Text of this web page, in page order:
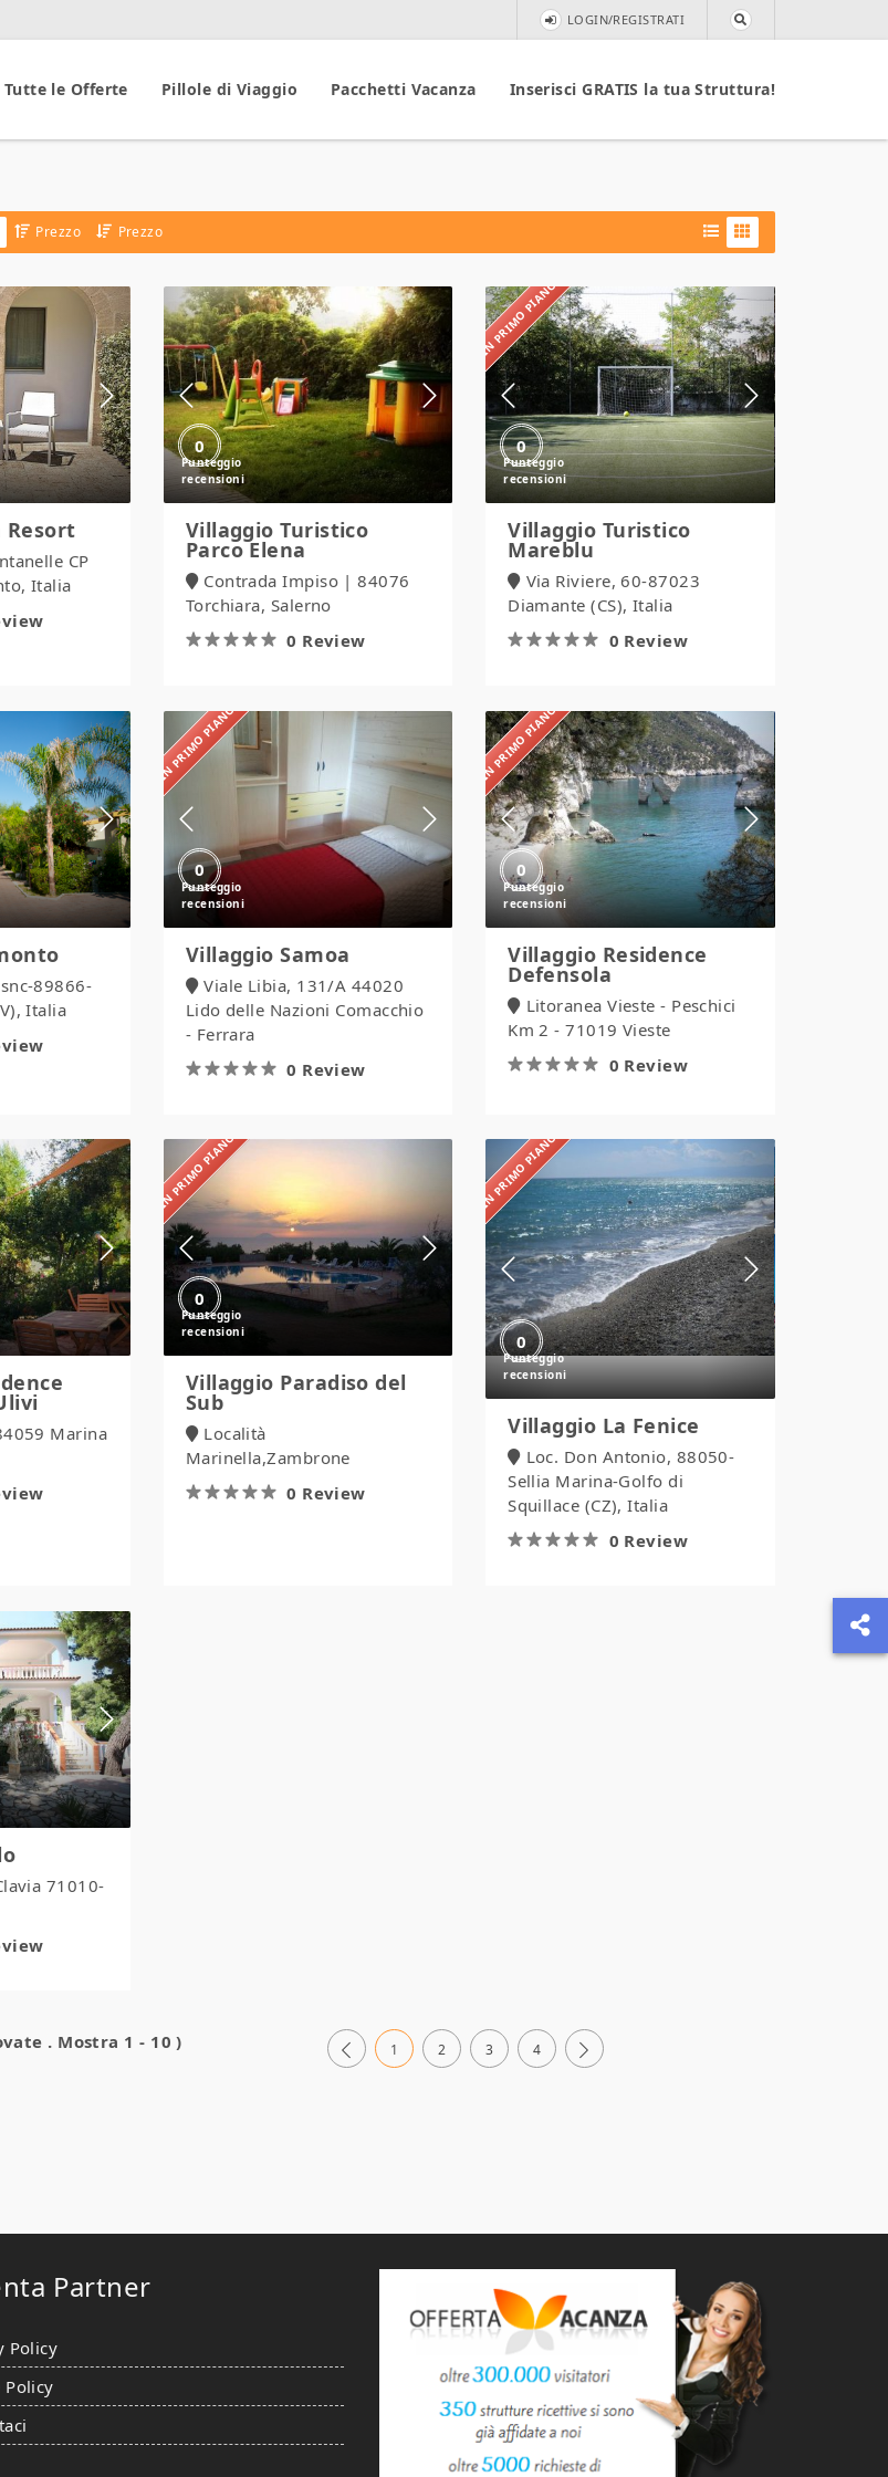
LOGIN/REGISTRATI
Tutte le Offerte Pillole di Viaggio Pacchetti Vacanza Inserisci GRATIS la tua Struttura!
Prezzo Prezzo
Resort
CP
Italia
0
Villaggio
Turistico
Parco
Elena
Villaggio Turistico
Parco Elena
Contrada Impiso | 84076
Torchiara, Salerno
0 Review
IN PRIMO PIANO
0
Villaggio
Turistico
Mareblu
Villaggio Turistico
Mareblu
Via Riviere, 60-87023
Diamante (CS), Italia
0 Review
89866-
Italia
IN PRIMO PIANO
0
Samoa
Villaggio Samoa
Viale Libia, 131/A 44020
Lido delle Nazioni Comacchio
- Ferrara
0 Review
IN PRIMO PIANO
0
Villaggio
Residence
Defensola
Villaggio Residence
Defensola
Litoranea Vieste - Peschici
Km 2 - 71019 Vieste
0 Review
Marina
IN PRIMO PIANO
0
Villaggio
del
Sub
Villaggio Paradiso del
Sub
Località
Marinella,Zambrone
0 Review
IN PRIMO PIANO
0
Villaggio
La
Fenice
Villaggio La Fenice
Loc. Don Antonio, 88050-
Sellia Marina-Golfo di
Squillace (CZ), Italia
0 Review
71010-
. Mostra 1 - 10 ) 1 2 3 4
Partner
Policy
Policy